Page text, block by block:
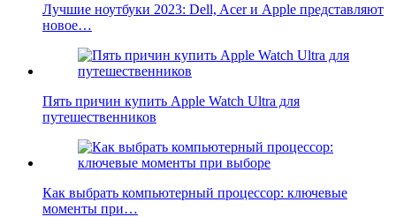
Лучшие ноутбуки 2023: Dell, Acer и Apple представляют
новое…
Пять причин купить Apple Watch Ultra для
путешественников
Как выбрать компьютерный процессор: ключевые
моменты при…